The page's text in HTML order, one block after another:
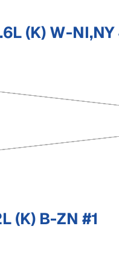
(K) W-
(K) B-ZN #1